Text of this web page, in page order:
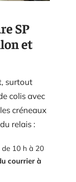
SP
et
surtout
colis avec
créneaux
relais :
10 h à 20
courrier à